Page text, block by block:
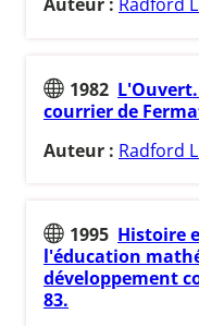
1982 L'Ouvert.
courrier de
Auteur : Radford
1995 Histoire
l'éducation
développement
83.